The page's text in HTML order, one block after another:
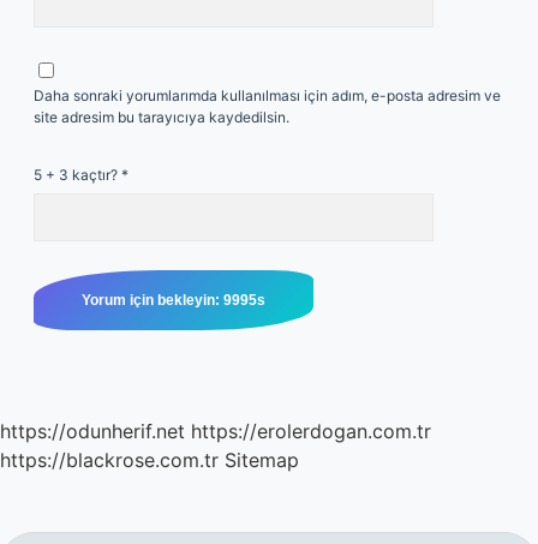
Daha sonraki yorumlarımda kullanılması için adım, e-posta adresim ve
site adresim bu tarayıcıya kaydedilsin.
5 + 3 kaçtır? *
https://odunherif.net https://erolerdogan.com.tr
https://blackrose.com.tr Sitemap